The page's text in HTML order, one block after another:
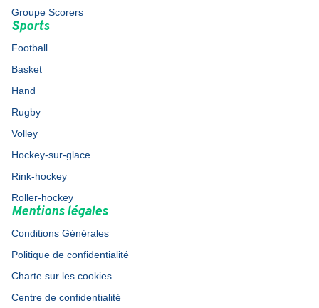
Groupe Scorers
Sports
Football
Basket
Hand
Rugby
Volley
Hockey-sur-glace
Rink-hockey
Roller-hockey
Mentions légales
Conditions Générales
Politique de confidentialité
Charte sur les cookies
Centre de confidentialité